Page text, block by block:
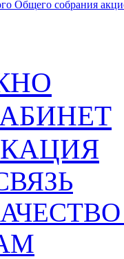
Общего собрания